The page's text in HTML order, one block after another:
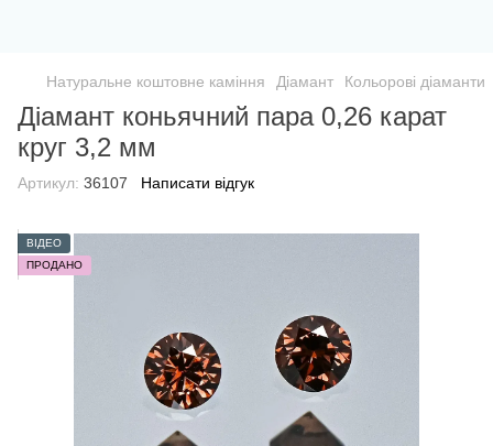
Натуральне коштовне каміння Діамант Кольорові діаманти
Діамант коньячний пара 0,26 карат
круг 3,2 мм
Артикул: 36107 Написати відгук
ВІДЕО
ПРОДАНО